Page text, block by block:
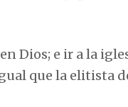
Dios; e ir a la
que la elitista